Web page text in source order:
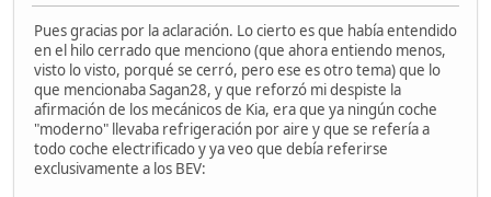
Pues gracias por la aclaración. Lo cierto es que había entendido
en el hilo cerrado que menciono (que ahora entiendo menos,
visto lo visto, porqué se cerró, pero ese es otro tema) que lo
que mencionaba Sagan28, y que reforzó mi despiste la
afirmación de los mecánicos de Kia, era que ya ningún coche
"moderno" llevaba refrigeración por aire y que se refería a
todo coche electrificado y ya veo que debía referirse
exclusivamente a los BEV: